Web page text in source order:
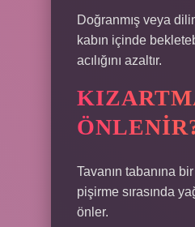
Doğranmış veya
kabın içinde
acılığını azaltır.
Tavanın tabanına
pişirme sırasında
önler.